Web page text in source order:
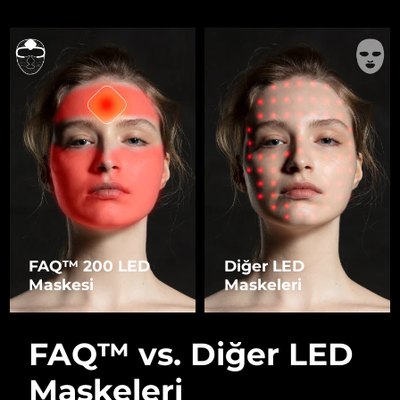
FAQ™ 200 LED
Maskesi
Diğer LED
Maskeleri
FAQ™ vs. Diğer LED
Maskeleri